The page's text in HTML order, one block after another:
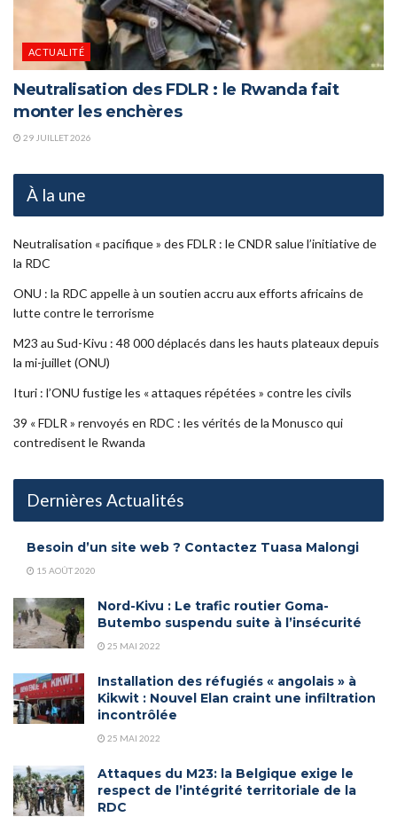
ACTUALITÉ
Neutralisation des FDLR : le Rwanda fait
monter les enchères
29 JUILLET 2026
À la une
Neutralisation « pacifique » des FDLR : le CNDR salue l’initiative de
la RDC
ONU : la RDC appelle à un soutien accru aux efforts africains de
lutte contre le terrorisme
M23 au Sud-Kivu : 48 000 déplacés dans les hauts plateaux depuis
la mi-juillet (ONU)
Ituri : l’ONU fustige les « attaques répétées » contre les civils
39 « FDLR » renvoyés en RDC : les vérités de la Monusco qui
contredisent le Rwanda
Dernières Actualités
Besoin d’un site web ? Contactez Tuasa Malongi
15 AOÛT 2020
Nord-Kivu : Le trafic routier Goma-
Butembo suspendu suite à l’insécurité
25 MAI 2022
Installation des réfugiés « angolais » à
Kikwit : Nouvel Elan craint une infiltration
incontrôlée
25 MAI 2022
Attaques du M23: la Belgique exige le
respect de l’intégrité territoriale de la
RDC